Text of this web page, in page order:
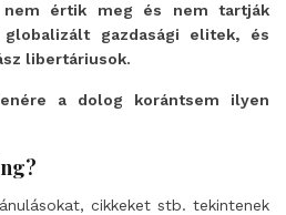
nem értik meg és nem tartják
gazdasági elitek, és
libertáriusok.
a dolog korántsem ilyen
cikkeket stb. tekintenek